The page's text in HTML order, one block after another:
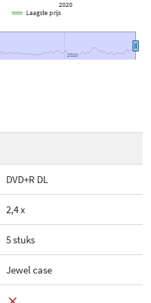
2020
2020
2020
Laagste prijs
DVD+R DL
2,4 x
5 stuks
Jewel case